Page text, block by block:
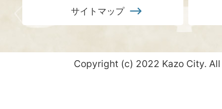
サイトマップ
Copyright (c) 2022 Kazo City.